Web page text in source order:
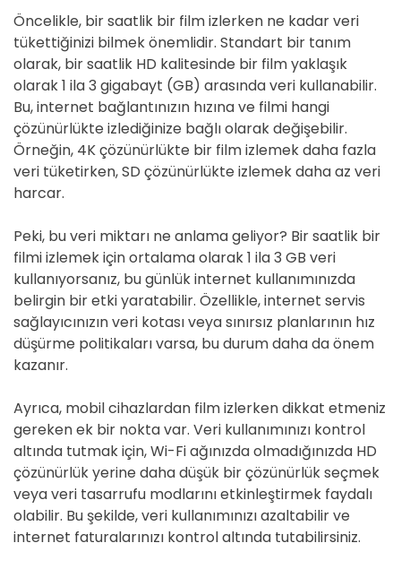
Öncelikle, bir saatlik bir film izlerken ne kadar veri
tükettiğinizi bilmek önemlidir. Standart bir tanım
olarak, bir saatlik HD kalitesinde bir film yaklaşık
olarak 1 ila 3 gigabayt (GB) arasında veri kullanabilir.
Bu, internet bağlantınızın hızına ve filmi hangi
çözünürlükte izlediğinize bağlı olarak değişebilir.
Örneğin, 4K çözünürlükte bir film izlemek daha fazla
veri tüketirken, SD çözünürlükte izlemek daha az veri
harcar.
Peki, bu veri miktarı ne anlama geliyor? Bir saatlik bir
filmi izlemek için ortalama olarak 1 ila 3 GB veri
kullanıyorsanız, bu günlük internet kullanımınızda
belirgin bir etki yaratabilir. Özellikle, internet servis
sağlayıcınızın veri kotası veya sınırsız planlarının hız
düşürme politikaları varsa, bu durum daha da önem
kazanır.
Ayrıca, mobil cihazlardan film izlerken dikkat etmeniz
gereken ek bir nokta var. Veri kullanımınızı kontrol
altında tutmak için, Wi-Fi ağınızda olmadığınızda HD
çözünürlük yerine daha düşük bir çözünürlük seçmek
veya veri tasarrufu modlarını etkinleştirmek faydalı
olabilir. Bu şekilde, veri kullanımınızı azaltabilir ve
internet faturalarınızı kontrol altında tutabilirsiniz.